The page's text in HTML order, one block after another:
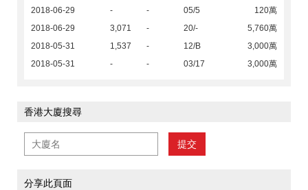
2018-06-29
- - 05/5
120萬
2018-06-29
3,071 - 20/-
5,760萬
2018-05-31
1,537 - 12/B
3,000萬
2018-05-31
- - 03/17 3,000萬
香港大廈搜尋
提交
分享此頁面